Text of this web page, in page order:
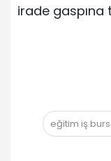
irade gaspına
eğitim iş